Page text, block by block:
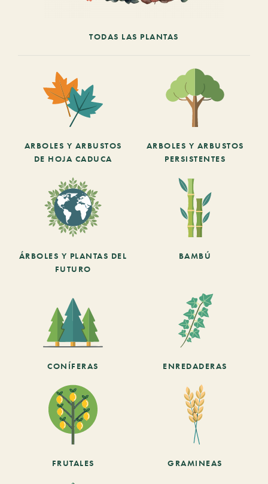
TODAS LAS PLANTAS
ARBOLES Y ARBUSTOS
DE HOJA CADUCA
ARBOLES Y ARBUSTOS
PERSISTENTES
ÁRBOLES Y PLANTAS DEL
FUTURO
BAMBÚ
CONÍFERAS ENREDADERAS
FRUTALES GRAMINEAS